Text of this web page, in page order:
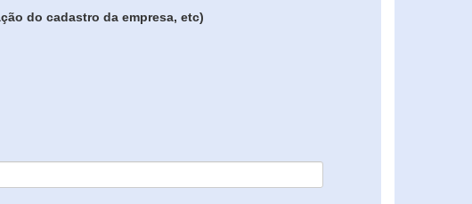
do cadastro da empresa, etc)